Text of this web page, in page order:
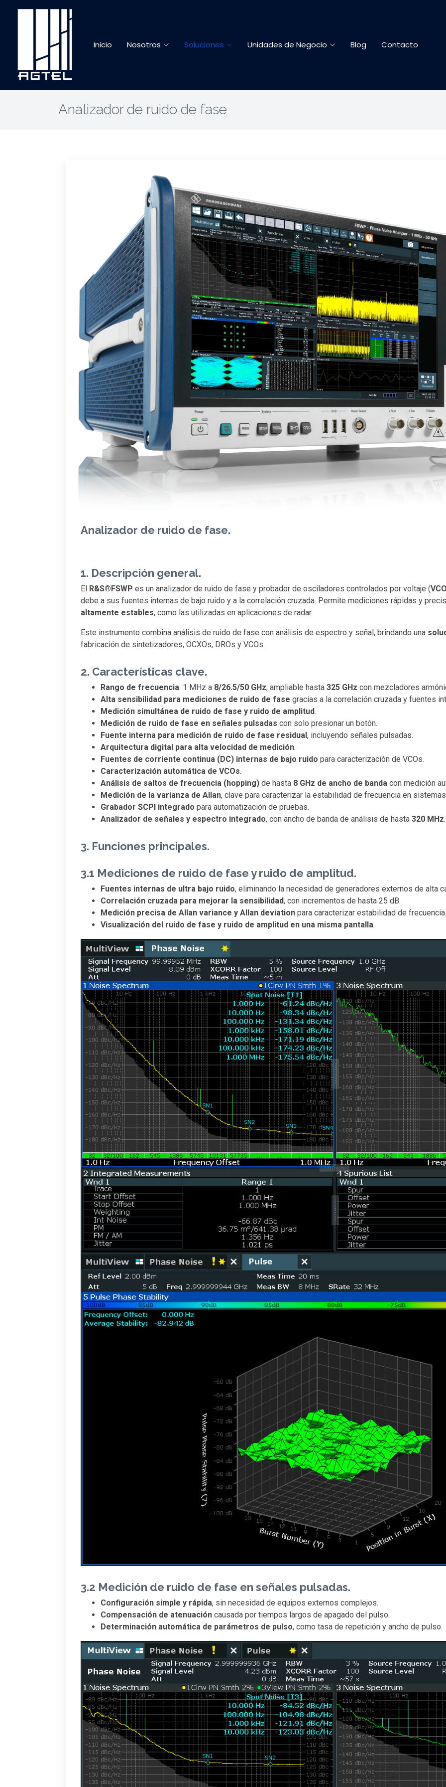
Inicio Nosotros Soluciones Unidades de Negocio Blog Contacto
Analizador de ruido de fase
Analizador de ruido de fase.
1. Descripción general.
El R&S®FSWP es un analizador de ruido de fase y probador de osciladores controlados por voltaje (
debe a sus fuentes internas de bajo ruido y a la correlación cruzada. Permite mediciones rápidas y
altamente estables, como las utilizadas en aplicaciones de radar.
Este instrumento combina análisis de ruido de fase con análisis de espectro y señal, brindando una
fabricación de sintetizadores, OCXOs, DROs y VCOs.
2. Características clave.
Rango de frecuencia: 1 MHz a 8/26.5/50 GHz, ampliable hasta 325 GHz con mezcladores
Alta sensibilidad para mediciones de ruido de fase gracias a la correlación cruzada y fuentes
Medición simultánea de ruido de fase y ruido de amplitud.
Medición de ruido de fase en señales pulsadas con solo presionar un botón.
Fuente interna para medición de ruido de fase residual, incluyendo señales pulsadas.
Arquitectura digital para alta velocidad de medición.
Fuentes de corriente continua (DC) internas de bajo ruido para caracterización de VCOs.
Caracterización automática de VCOs.
Análisis de saltos de frecuencia (hopping) de hasta 8 GHz de ancho de banda con medición
Medición de la varianza de Allan, clave para caracterizar la estabilidad de frecuencia en
Grabador SCPI integrado para automatización de pruebas.
Analizador de señales y espectro integrado, con ancho de banda de análisis de hasta 320 MHz.
3. Funciones principales.
3.1 Mediciones de ruido de fase y ruido de amplitud.
Fuentes internas de ultra bajo ruido, eliminando la necesidad de generadores externos de alta
Correlación cruzada para mejorar la sensibilidad, con incrementos de hasta 25 dB.
Medición precisa de Allan variance y Allan deviation para caracterizar estabilidad de frecuencia.
Visualización del ruido de fase y ruido de amplitud en una misma pantalla.
3.2 Medición de ruido de fase en señales pulsadas.
Configuración simple y rápida, sin necesidad de equipos externos complejos.
Compensación de atenuación causada por tiempos largos de apagado del pulso.
Determinación automática de parámetros de pulso, como tasa de repetición y ancho de pulso.